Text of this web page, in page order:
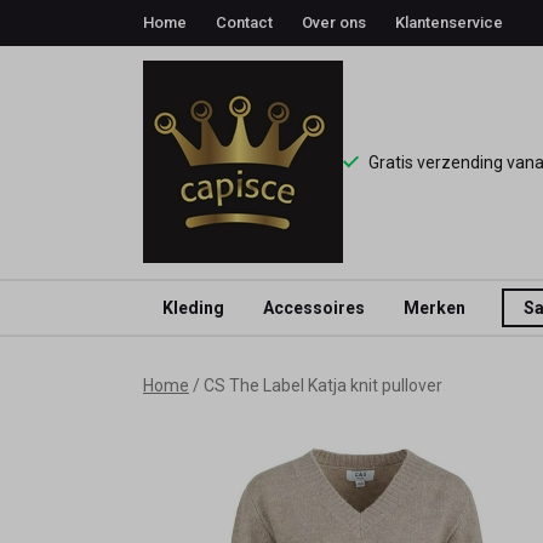
Home Contact Over ons Klantenservice
Gratis verzending
Kleding Accessoires Merken
Home CS The Label Katja knit pullover